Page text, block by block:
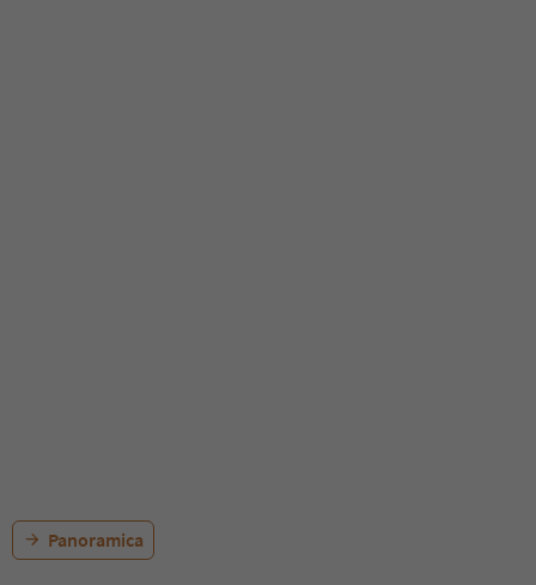
Panoramica